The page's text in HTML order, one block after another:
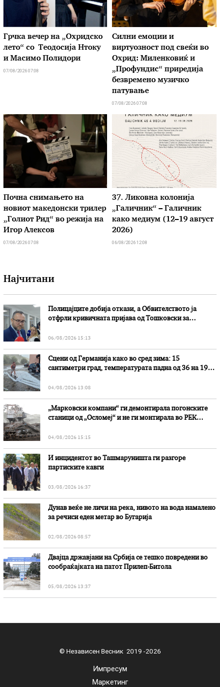
Грчка вечер на „Охридско
лето“ со Теодосија Нтоку
и Масимо Полидори
07/08/2026 07:08
Силни емоции и
виртуозност под свеќи во
Охрид: Миленковиќ и
„Профундис“ приредија
безвремено музичко
патување
07/08/2026 07:08
Почна снимањето на
новиот македонски трилер
„Голиот Рид“ во режија на
Игор Алексов
07/08/2026 07:08
37. Ликовна колонија
„Галичник“ – Галичник
како медиум (12–19 август
2026)
06/08/2026 12:08
Најчитани
Полицајците добија откази, а Обвителството ја
отфрли кривичната пријава од Тошковски за
06/08/2026 15:13
Сцени од Германија како во сред зима: 15
сантиметри град, температурата падна од 36 на 19
04/08/2026 13:08
„Марковски компани“ ги демонтирала погонските
станици од „Осломеј“ и не ги монтирала во РЕК
04/08/2026 15:15
И инцидентот во Ташмаруништa ги разгоре
партиските кавги
03/08/2026 16:37
Дунав веќе не личи на река, нивото на вода намалено
за речиси еден метар во Бугарија
02/08/2026 08:57
Двајца државјани на Србија се тешко повредени во
сообраќајката на патот Прилеп-Битола
05/08/2026 13:37
© Независен Весник 2019 -2026
Импресум
Маркетинг